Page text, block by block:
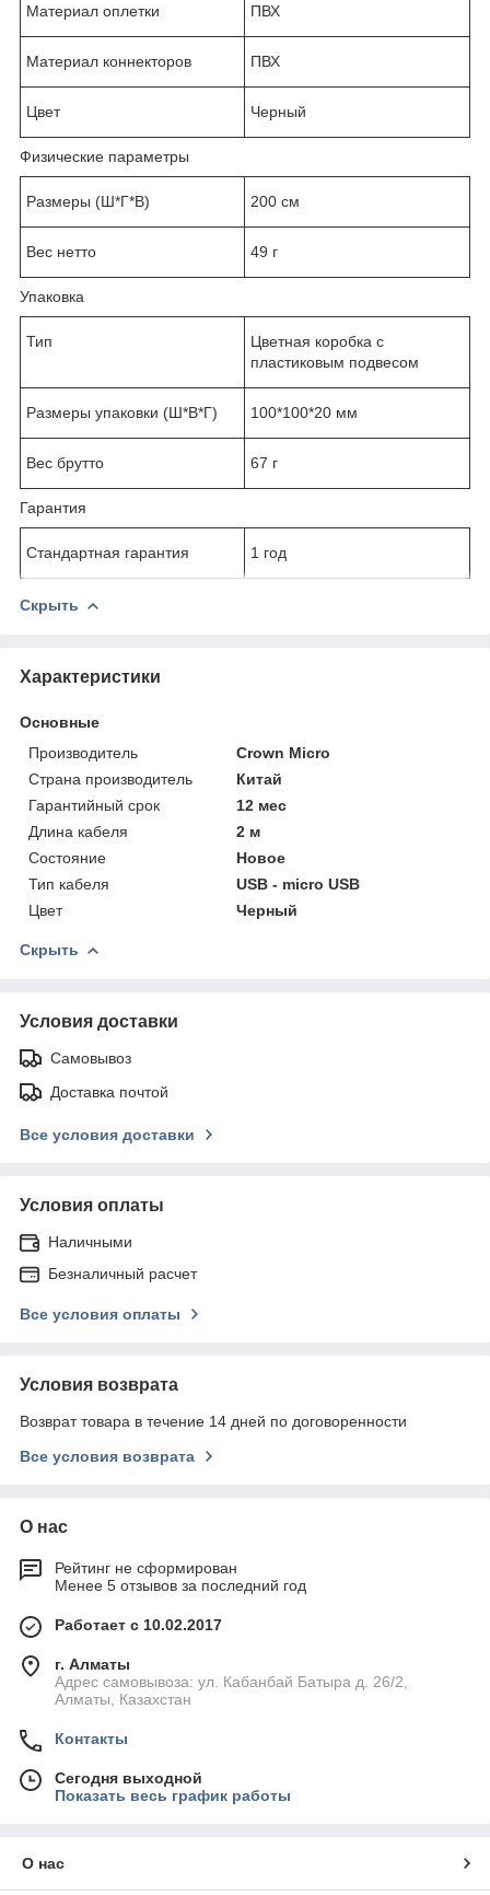
Материал оплетки ПВХ
Материал коннекторов ПВХ
Цвет Черный
Физические параметры
Размеры (Ш*Г*В) 200 см
Вес нетто 49 г
Упаковка
Тип
Цветная коробка с
пластиковым подвесом
Размеры упаковки (Ш*В*Г) 100*100*20 мм
Вес брутто 67 г
Гарантия
Стандартная гарантия 1 год
Скрыть
Характеристики
Основные
Производитель
Crown Micro
Страна производитель
Китай
Гарантийный срок
12 мес
Длина кабеля
2 м
Состояние
Новое
Тип кабеля
USB - micro USB
Цвет
Черный
Скрыть
Условия доставки
Самовывоз
Доставка почтой
Все условия доставки
Условия оплаты
Наличными
Безналичный расчет
Все условия оплаты
Условия возврата
Возврат товара в течение 14 дней по договоренности
Все условия возврата
О нас
Рейтинг не сформирован
Менее 5 отзывов за последний год
Работает с 10.02.2017
г. Алматы
Адрес самовывоза: ул. Кабанбай Батыра д. 26/2,
Алматы, Казахстан
Контакты
Сегодня выходной
Показать весь график работы
О нас